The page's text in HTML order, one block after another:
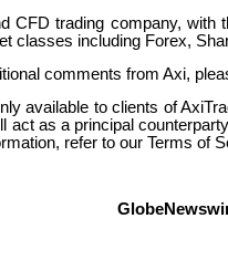
CFD trading company,
classes including Forex,
comments from Axi,
available to clients of
act as a principal
refer to our Terms of